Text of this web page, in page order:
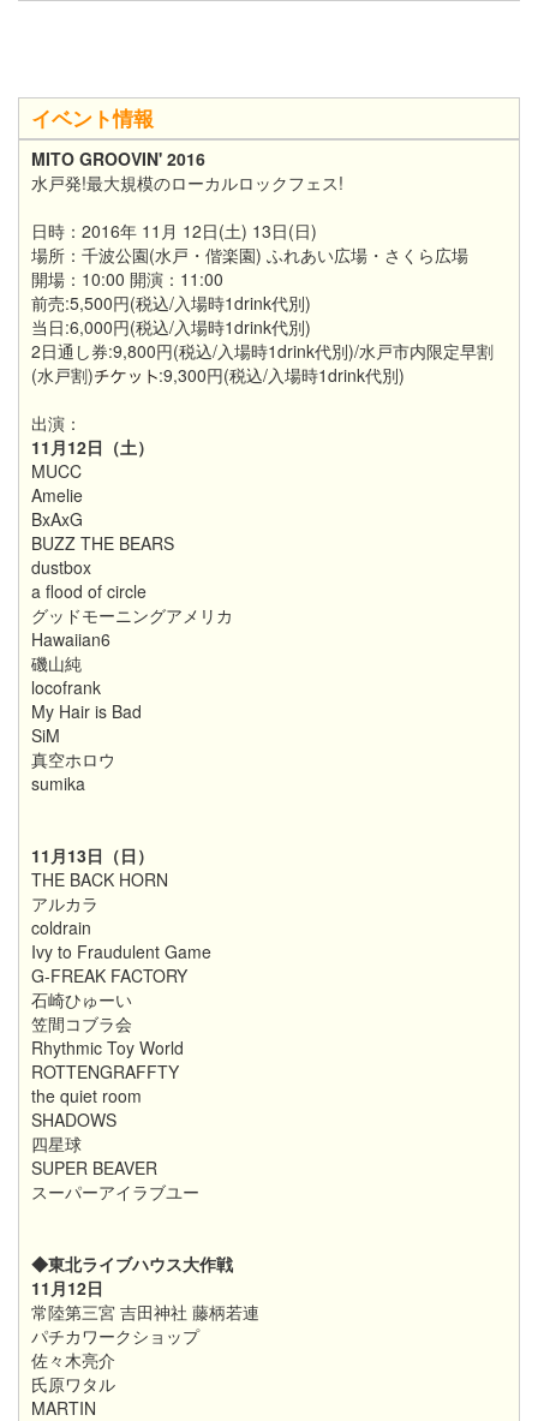
イベント情報
MITO GROOVIN' 2016
水戸発!最大規模のローカルロックフェス!
日時：2016年 11月 12日(土) 13日(日)
場所：千波公園(水戸・偕楽園) ふれあい広場・さくら広場
開場：10:00 開演：11:00
前売:5,500円(税込/入場時1drink代別)
当日:6,000円(税込/入場時1drink代別)
2日通し券:9,800円(税込/入場時1drink代別)/水戸市内限定早割
(水戸割)
:9,300円(税込/入場時1drink代別)
出演：
11月12日（土）
MUCC
Amelie
BxAxG
BUZZ THE BEARS
dustbox
a flood of circle
グッドモーニングアメリカ
Hawaiian6
磯山純
locofrank
My Hair is Bad
SiM
真空ホロウ
sumika
11月13日（日）
THE BACK HORN
アルカラ
coldrain
Ivy to Fraudulent Game
G-FREAK FACTORY
石崎ひゅーい
笠間コブラ会
Rhythmic Toy World
ROTTENGRAFFTY
the quiet room
SHADOWS
四星球
SUPER BEAVER
スーパーアイラブユー
◆東北ライブハウス大作戦
11月12日
常陸第三宮 吉田神社 藤柄若連
パチカワークショップ
佐々木亮介
氏原ワタル
MARTIN